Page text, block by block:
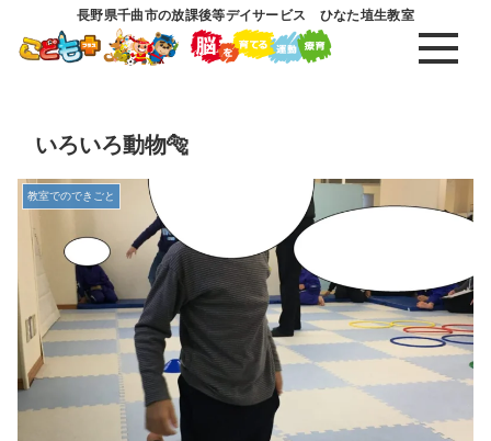
長野県千曲市の放課後等デイサービス ひなた埴生教室
いろいろ動物🐅
教室でのできごと